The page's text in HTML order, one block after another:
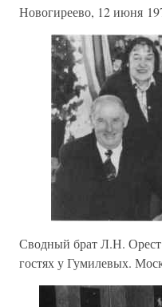
Новогиреево, 12 июня
Сводный брат Л.Н.
гостях у Гумилевых.